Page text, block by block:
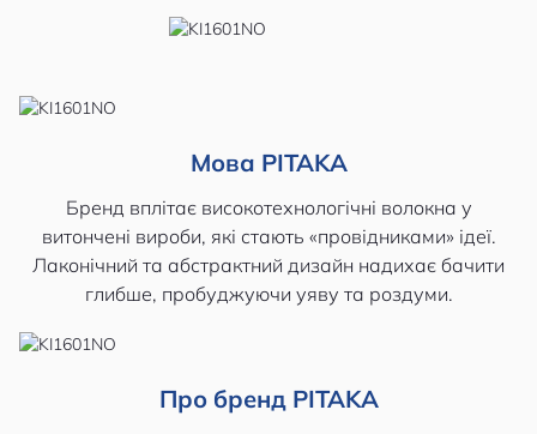
Мова PITAKA
Бренд вплітає високотехнологічні волокна у
витончені вироби, які стають «провідниками» ідеї.
Лаконічний та абстрактний дизайн надихає бачити
глибше, пробуджуючи уяву та роздуми.
Про бренд PITAKA